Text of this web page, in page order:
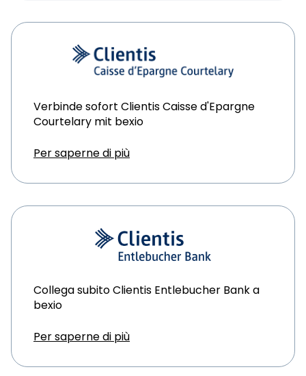
Verbinde sofort Clientis Caisse d'Epargne
Courtelary mit bexio
Per saperne di più
Collega subito Clientis Entlebucher Bank a
bexio
Per saperne di più